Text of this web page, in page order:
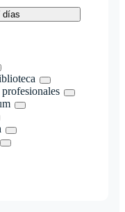
días